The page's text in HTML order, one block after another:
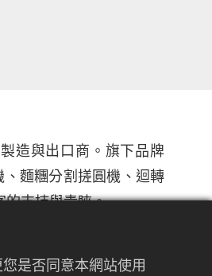
造與出口商。旗下品牌
麵糰分割搓圓機、迴轉
的支持與青睞。
滿意的笑容，直至成為
是否同意本網站使用